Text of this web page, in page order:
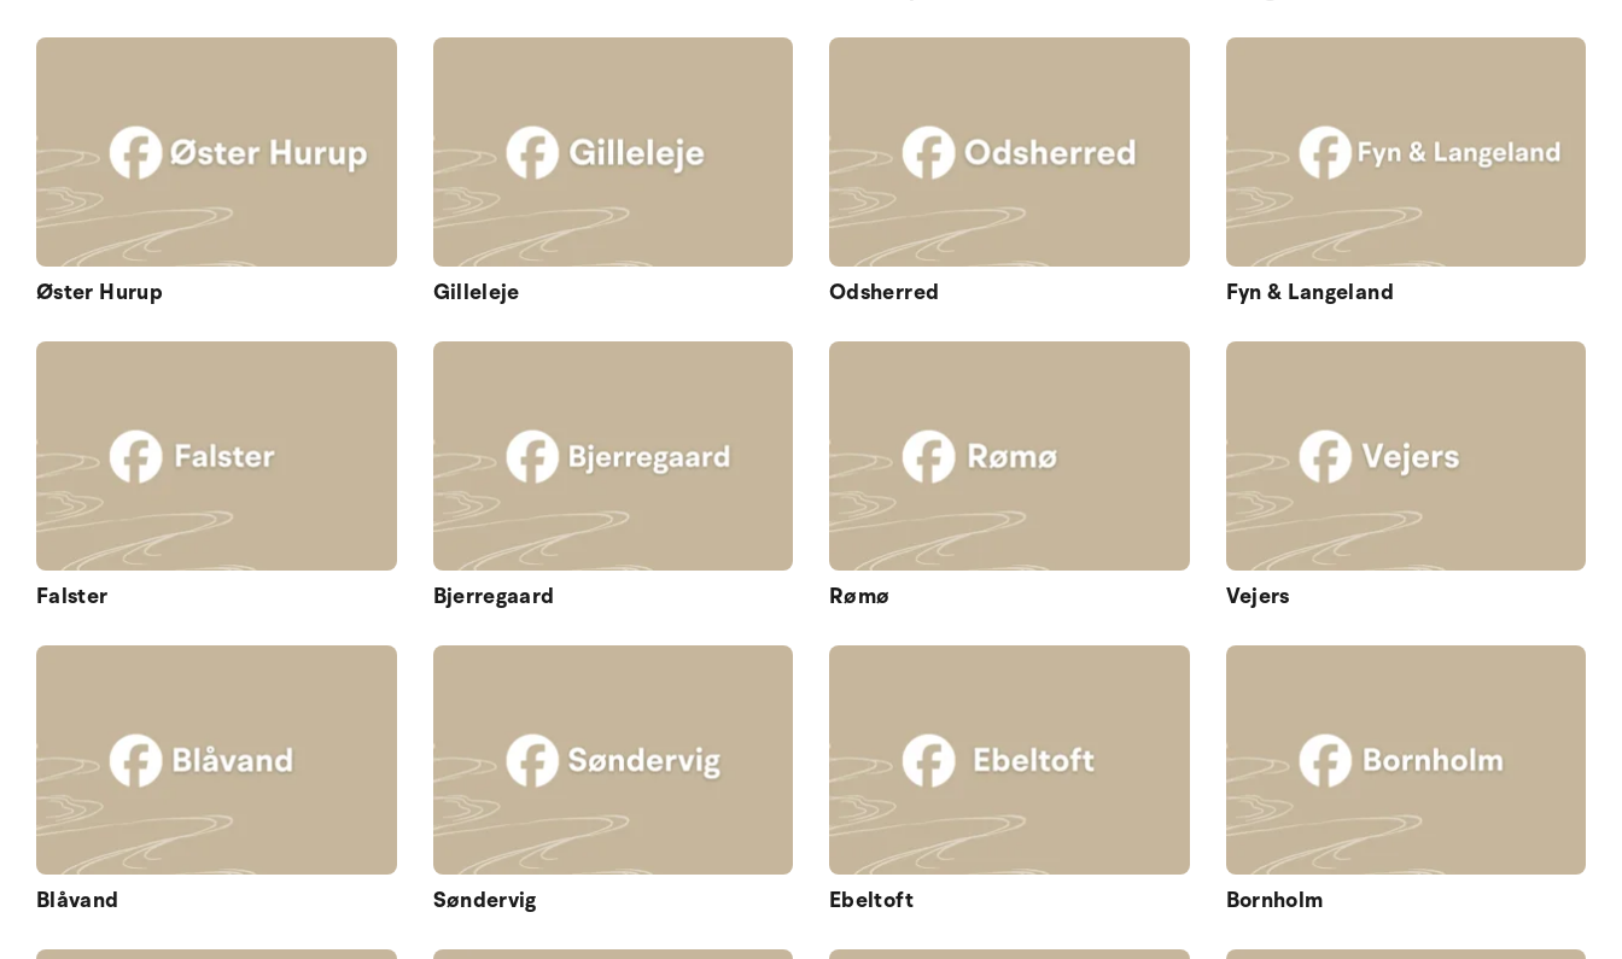
Øster Hurup Gilleleje Odsherred Fyn & Langeland
Falster Bjerregaard Rømø Vejers
Blåvand Søndervig Ebeltoft Bornholm